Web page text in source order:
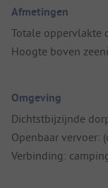
Afmetingen
Totale oppervlakte
Hoogte boven
Omgeving
Dichtstbijzijnde
Openbaar vervoer:
Verbinding: